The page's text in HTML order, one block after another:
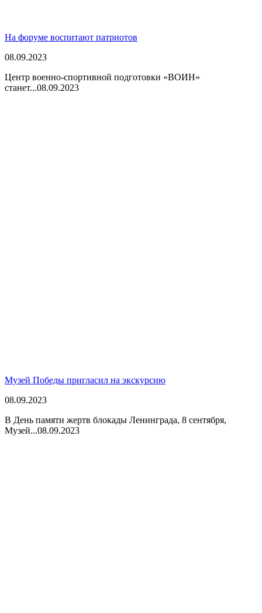
На форуме воспитают патриотов
08.09.2023
Центр военно-спортивной подготовки «ВОИН»
станет...08.09.2023
Музей Победы пригласил на экскурсию
08.09.2023
В День памяти жертв блокады Ленинграда, 8 сентября,
Музей...08.09.2023